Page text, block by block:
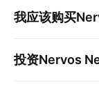
我应该购买
投资Nervos